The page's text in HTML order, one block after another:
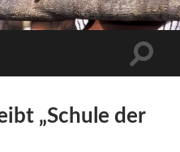
„Schule der